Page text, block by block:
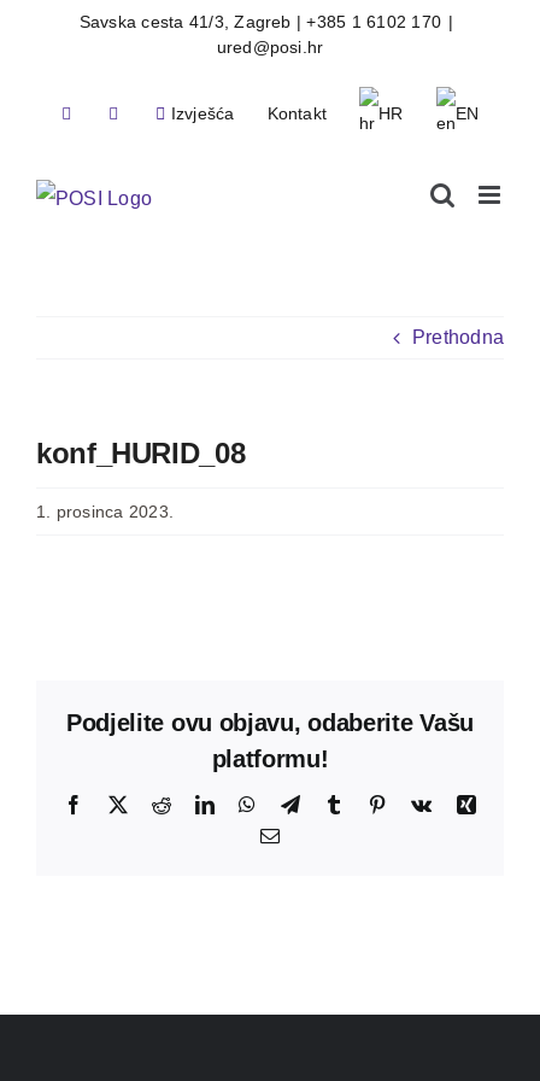
Savska cesta 41/3, Zagreb | +385 1 6102 170 |
ured@posi.hr
Izvješća Kontakt HR EN
Prethodna
konf_HURID_08
1. prosinca 2023.
Podjelite ovu objavu, odaberite Vašu
platformu!
Facebook
X RedditLinkedInWhatsApp
TelegramTumblr Pinterest
Vk
Xing
Email: